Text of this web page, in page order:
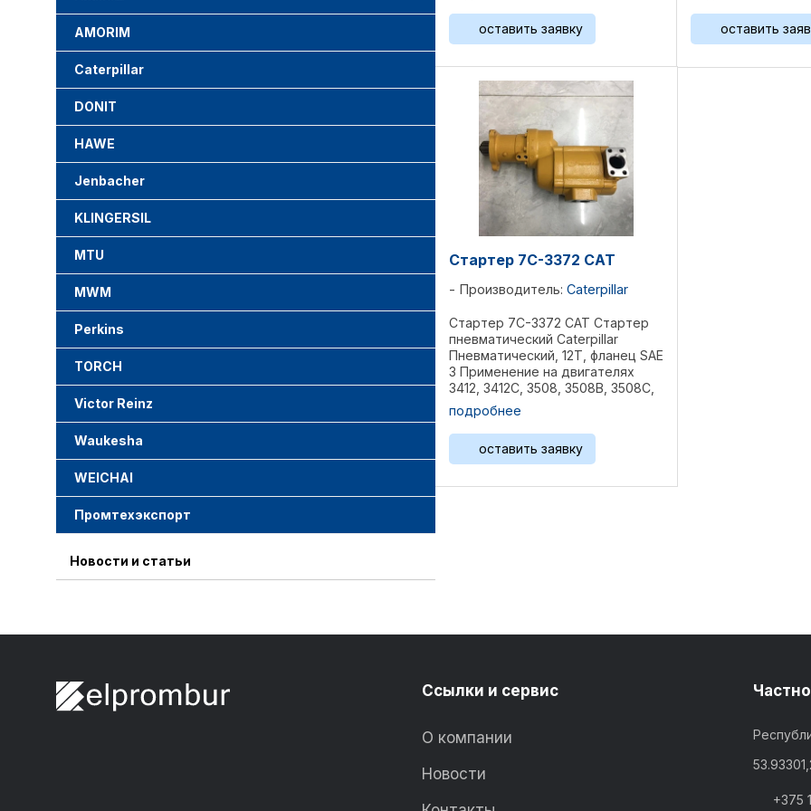
AMORIM
Caterpillar
DONIT
HAWE
Jenbacher
KLINGERSIL
MTU
MWM
Perkins
TORCH
Victor Reinz
Waukesha
WEICHAI
Промтехэкспорт
Новости и статьи
оставить заявку оставить
Стартер 7C-3372 CAT
Производитель: Caterpillar
Стартер 7C-3372 CAT Стартер
пневматический Caterpillar
Пневматический, 12T, фланец SAE
3 Применение на двигателях
3412, 3412C, 3508, 3508B, 3508C,
3512, 3512B, 3512C, 3516, 3516B,
3516C, 3561B, C32, G3508, G3512,
G3516, G3516B, ...
подробнее
оставить заявку
Ссылки и сервис
О компании
Новости
+375